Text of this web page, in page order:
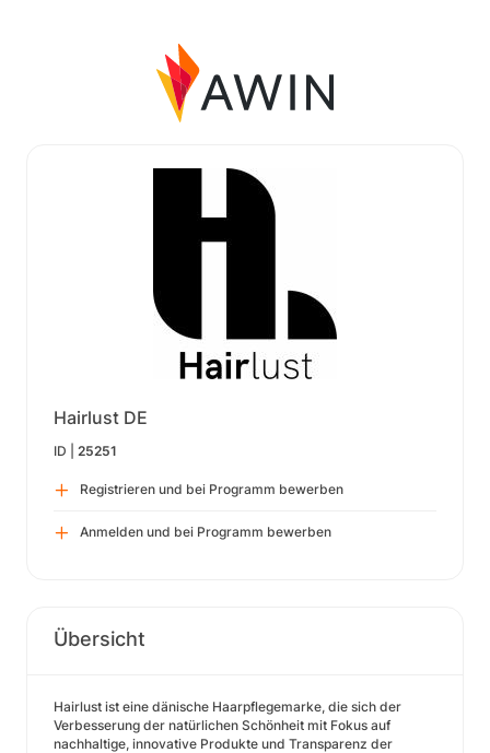
Hairlust DE
ID | 25251
Registrieren und bei Programm bewerben
Anmelden und bei Programm bewerben
Übersicht
Hairlust ist eine dänische Haarpflegemarke, die sich der
Verbesserung der natürlichen Schönheit mit Fokus auf
nachhaltige, innovative Produkte und Transparenz der